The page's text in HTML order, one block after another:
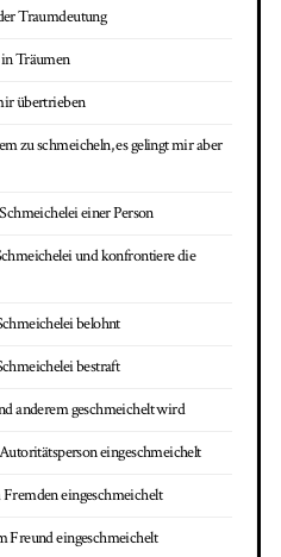
Traumdeutung
Träumen
übertrieben
zu schmeicheln, es gelingt mir aber
einer Person
und konfrontiere die
belohnt
bestraft
anderem geschmeichelt wird
eingeschmeichelt
eingeschmeichelt
Freund eingeschmeichelt